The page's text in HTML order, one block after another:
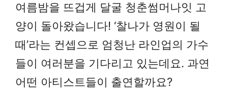
여름밤을 뜨겁게 달굴 청춘썸머나잇 고
양이 돌아왔습니다! ‘찰나가 영원이 될
때’라는 컨셉으로 엄청난 라인업의 가수
들이 여러분을 기다리고 있는데요. 과연
어떤 아티스트들이 출연할까요?